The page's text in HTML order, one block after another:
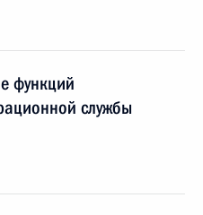
функций
службы